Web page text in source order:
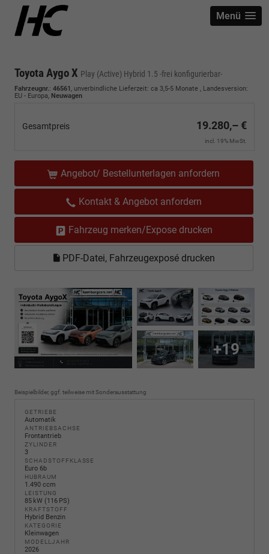
Menü
Toyota Aygo X Play (Active) Hybrid 1.5 -frei konfigurierbar-
Fahrzeugnr.: 46561 , unverbindliche Lieferzeit: ca 3,5-5 Monate , Landesversion:
EU - Europa, Neuwagen
Gesamtpreis 19.280,– €
incl. 19% MwSt.
Angebot/ Bestellunterlagen anfordern
Kontakt & Angebot anfordern
Fahrzeug merken/Expose drucken
PDF-Datei, Fahrzeugexposé drucken
+19
Beispielbilder, ggf. teilweise mit Sonderausstattung
GETRIEBE
Automatik
ANTRIEBSACHSE
Frontantrieb
ZYLINDER
3
SCHADSTOFFKLASSE
Euro 6b
HUBRAUM
1.490 ccm
LEISTUNG
85 kW (116 PS)
KRAFTSTOFF
Hybrid Benzin
KATEGORIE
Kleinwagen
MODELLJAHR
2026